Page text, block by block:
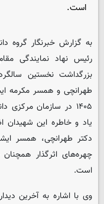
است.
به گزارش خبرنگار گروه
رئیس نهاد نمایندگی
بزرگداشت نخستین
۱۴۰۵ در سازمان
یاد و خاطره این
دکتر طهرانچی، همسر
چهره‌های اثرگذار
است.
وی با اشاره به آخرین